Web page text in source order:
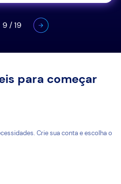
9/19
para começar
Crie sua conta e escolha o